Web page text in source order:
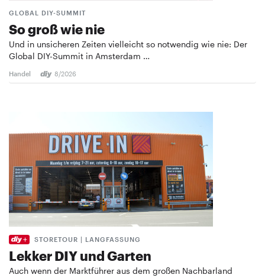
GLOBAL DIY-SUMMIT
So groß wie nie
Und in unsicheren Zeiten vielleicht so notwendig wie nie: Der
Global DIY-Summit in Amsterdam …
Handel 8/2026
STORETOUR | LANGFASSUNG
Lekker DIY und Garten
Auch wenn der Marktführer aus dem großen Nachbarland